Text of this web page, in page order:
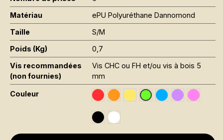
Matériau
ePU Polyuréthane Dannomond
Taille
S/M
Poids (Kg)
0,7
Vis recommandées
(non fournies)
Vis CHC ou FH et/ou vis à bois 5
mm
Couleur Traffic Red RAL 3020
Orange Fluo RAL 2005
Jaune Pantone 116C
Vert Fluo Pantone
Sky Blue RAL 5015
Signal Violet
Rose
Black RAL 9005
Traffic White RAL 9016